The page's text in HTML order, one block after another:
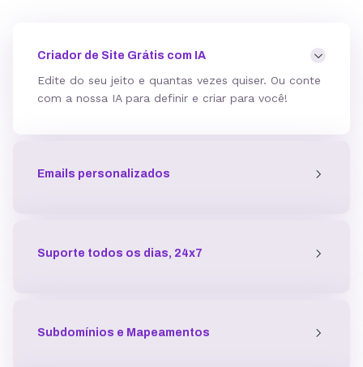
Mod_deflate
Proteção contra DDoS
Criador de Site Grátis com IA
Edite do seu jeito e quantas vezes quiser. Ou conte
com a nossa IA para definir e criar para você!
Emails personalizados
Suporte todos os dias, 24x7
Subdomínios e Mapeamentos